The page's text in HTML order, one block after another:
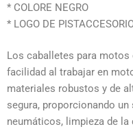
* COLORE NEGRO
* LOGO DE
Los caballetes para
facilidad al trabajar en
materiales robustos y de
segura, proporcionando
neumáticos, limpieza de